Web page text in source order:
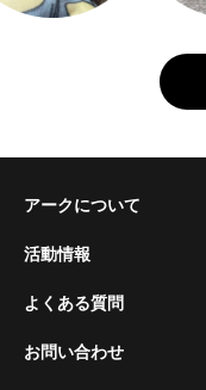
アークについて
活動情報
よくある質問
お問い合わせ